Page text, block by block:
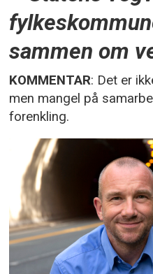
sammen om
KOMMENTAR: Det er
men mangel på
forenkling.